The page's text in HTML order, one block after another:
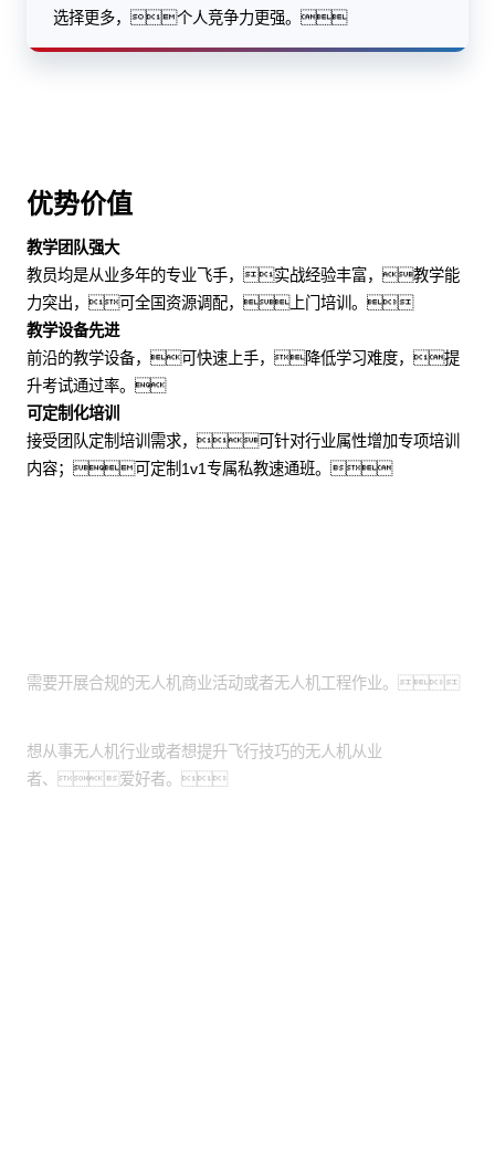
选择更多，个人竞争力更强。
优势价值
教学团队强大
教员均是从业多年的专业飞手，实战经验丰富，教学能
力突出，可全国资源调配，上门培训。
教学设备先进
前沿的教学设备，可快速上手，降低学习难度，提
升考试通过率。
可定制化培训
接受团队定制培训需求，可针对行业属性增加专项培训
内容；可定制1v1专属私教速通班。
需要开展合规的无人机商业活动或者无人机工程作业。
想从事无人机行业或者想提升飞行技巧的无人机从业
者、爱好者。